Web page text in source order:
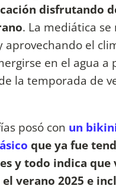
disfrutando
. La mediática
aprovechando el
en el agua a
la temporada de
posó con un
que ya fue
y todo indica que
verano 2025 e